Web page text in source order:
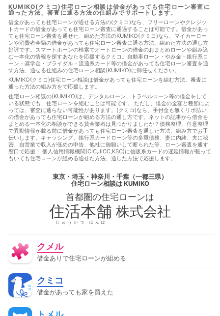
商品
住宅ローン審査 住宅ローン審査に通る
住宅ローン
審査に通る方法
住宅ローン相談 住宅購入
使用者責任
使用貸借
保佐人 個人信用情報 借地借家法
借地権
借金
借金あってもローンに通った
借金あってもローンに通
る
借金あってもローンに通る方法
借金あってもローン審査
に通る
借金あってもローン審査に通る方法
借金あっても住
宅ローンに通る
借金あっても住宅ローンに通る方法
借金あ
っても住宅ローン審査に通る
借金あっても住宅ローン審査に通
る方法
借金あっても審査に通る
借金あっても審査に通る方
法
借金あっても通る 借金あっても通る方法
借金があっ
てもローンに通る
借金があってもローンに通る方法
あってもローン審査に通る
借金があってもローン審査に通る方
法
借金があっても住宅ローンに通る
借金があっても住宅ロ
ーンに通る方法
借金があっても住宅ローンを組む
借金があ
っても住宅ローン審査に通る
借金があっても住宅ローン審査に
通る方法
借金があっても住宅ローン審査に通る方法
借金が
あっても住宅ローン審査に通過することは可能
借金があっても
審査に通る
借金があっても審査に通る
借金があっても審査
に通る方法
借金があっても通る 借金があっても通る
借
金があっても通る方法
借金があってローンに通る
ってローンに通る方法
借金があってローン審査に通る
があってローン審査に通る方法
借金があって住宅ローンに通
借金があって住宅ローンに通る方法
借金があって住宅ロ
借金があって住宅ローン審査に通る方法
金があって審査に通る
借金があって審査に通る方法
借金があって通る方法 停止条件
債権譲渡 入札
危険負担
原価法
取引事例比較法
取消権 合意解除
行
固定資産税 固定金利 土地
然果実
地権
容積率
る方法
専有部分 建ぺい率
築協定
建築基準法 建築確認
格
抗弁権 抵当権
KUMIKO(クミコ)住宅ローン相談は借金があっても住宅ローン審査に
通った方法、審査に通る方法の仕組みでサポートします。
借金があっても住宅ローンが通せる方法の(クミコ)なら、フリーローンやクレジッ
トカードの借金があっても住宅ローン審査に通過することは可能です。借金があっ
ても住宅ローン審査を通せた、組めた方法のKUMIKO(クミコ)なら、マイカーロー
ンや消費者金融の借金があっても住宅ローン審査に通る方法、組めた方法の通し方
好評です。スマートホーンの検索でオートローンの借金のおまとめローンや組み込
む一本化の情報を探すあなたを応援するクミコ。自動車ローン・やみ金・銀行系ロ
ーン・奨学金・ブライダル・流通系カード等の借金があっても住宅ローン審査を通
す方法、通せる仕組みの住宅ローン相談(KUMIKO)に御任せください。
KUMIKO(クミコ)住宅ローン相談は借金があっても住宅ローンを組む方法、審査に
通った方法の組み方をで応援します。
住宅ローン相談の(KUMIKO)は、デンタルローン、トラベルローン等の借金をして
いる状態でも、住宅ローンを組むことは可能です。 ただし、借金の金額と種類によ
っては、審査に通らない可能性があります。(クミコ)なら、手付金も無くリボ払い
の借金があっても住宅ローンが組める方法の通し方です。ネットの記事から借金を
まとめる一本化の相談ができる貸金業者は見つかりましたか？債務整理、任意整理
で異動情報が載る前に借金があっても住宅ローン審査を通した方法、組み方でお手
伝いします。キャッシング、銀行系カードローン等の多重債務、妻に内緒、夫に秘
密、自営業で収入が低めの申告、他社に御願いして断られた等、ローン審査を通す
窓口で応援！ 個人信用情報機関(CIC,JICC,KSC)に信販系カードの遅延情報が載って
もいても住宅ローンが組める通せた方法、通した方法で応援します。
東京・埼玉・神奈川・千葉（一都三県）
住宅ローン相談は KUMIKO
首都圏の住宅ローンは
住活本舗
じゅうかつ ほんぽ
株式会社
クメル
借金ありで住宅ローンが組める
クミコ
借金があっても家を買えた